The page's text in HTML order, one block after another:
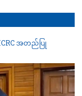
အတည်ပြု